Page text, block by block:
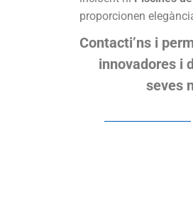
proporcionen
Contacti’ns i
innovadores i
seves